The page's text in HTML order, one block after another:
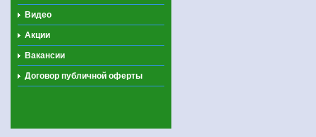
Видео
Акции
Вакансии
Договор публичной оферты